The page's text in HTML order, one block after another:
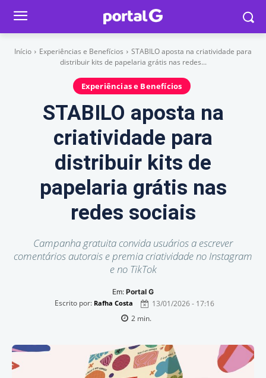
Início Experiências e Benefícios
STABILO aposta na criatividade para
distribuir kits de papelaria grátis nas redes...
Experiências e Benefícios
STABILO aposta na
criatividade para
distribuir kits de
papelaria grátis nas
redes sociais
Campanha gratuita convida usuários a escrever
comentários autorais e premia criatividade no Instagram
e no TikTok
Em: Portal G
Escrito por: Rafha Costa
13/01/2026 - 17:16
2min.